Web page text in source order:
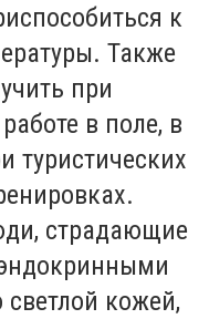
к
Также
при
в поле, в
страдающие
кожей,